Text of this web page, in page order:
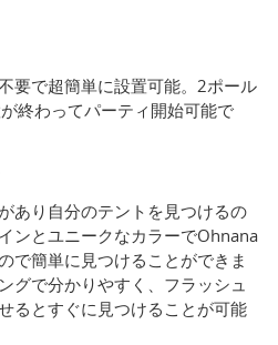
要で超簡単に設置可能。2ポール
終わってパーティ開始可能で
あり自分のテントを見つけるの
ンとユニークなカラーでOhnana
で簡単に見つけることができま
グで分かりやすく、フラッシュ
るとすぐに見つけることが可能